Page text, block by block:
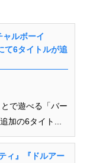
ルボーイ
6タイトルが追
で遊べる「バー
加の6タイト...
ィ』『ドルアー